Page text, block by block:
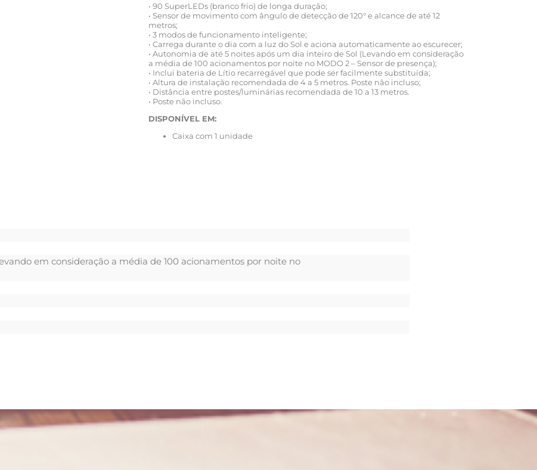
• 90 SuperLEDs (branco frio) de longa duração;
• Sensor de movimento com ângulo de detecção de 120° e alcance de até 12
metros;
• 3 modos de funcionamento inteligente;
• Carrega durante o dia com a luz do Sol e aciona automaticamente ao escurecer;
• Autonomia de até 5 noites após um dia inteiro de Sol (Levando em consideração
a média de 100 acionamentos por noite no MODO 2 – Sensor de presença);
• Inclui bateria de Lítio recarregável que pode ser facilmente substituída;
• Altura de instalação recomendada de 4 a 5 metros. Poste não incluso;
• Distância entre postes/luminárias recomendada de 10 a 13 metros.
• Poste não incluso.
DISPONÍVEL EM:
Caixa com 1 unidade
em consideração a média de 100 acionamentos por noite no